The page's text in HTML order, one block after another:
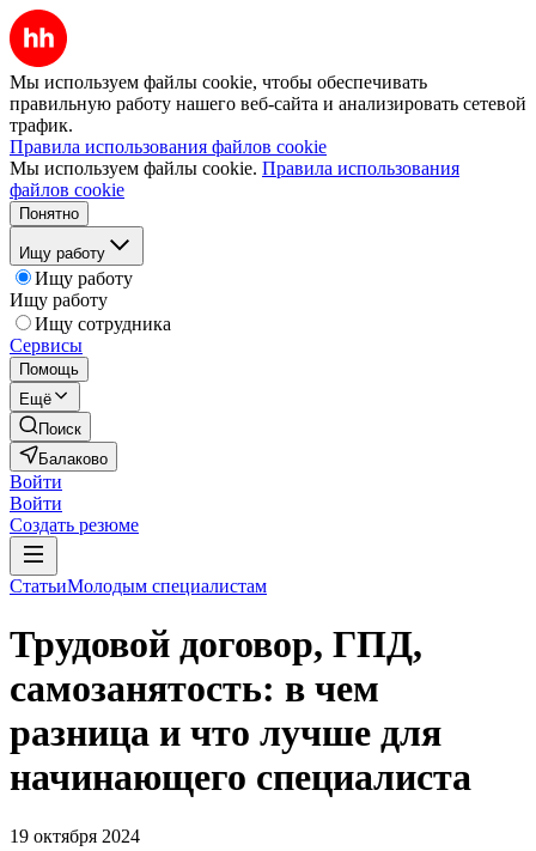
Мы используем файлы cookie, чтобы обеспечивать
правильную работу нашего веб-сайта и анализировать сетевой
трафик.
Правила использования файлов cookie
Мы используем файлы cookie. Правила использования
файлов cookie
Понятно
Ищу работу
Ищу работу
Ищу работу
Ищу сотрудника
Сервисы
Помощь
Ещё
Поиск
Балаково
Войти
Войти
Создать резюме
СтатьиМолодым специалистам
Трудовой договор, ГПД,
самозанятость: в чем
разница и что лучше для
начинающего специалиста
19 октября 2024